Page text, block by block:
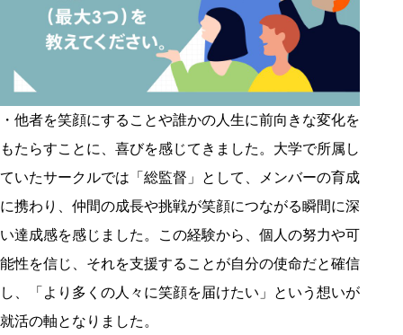
・他者を笑顔にすることや誰かの人生に前向きな変化を
もたらすことに、喜びを感じてきました。大学で所属し
ていたサークルでは「総監督」として、メンバーの育成
に携わり、仲間の成長や挑戦が笑顔につながる瞬間に深
い達成感を感じました。この経験から、個人の努力や可
能性を信じ、それを支援することが自分の使命だと確信
し、「より多くの人々に笑顔を届けたい」という想いが
就活の軸となりました。